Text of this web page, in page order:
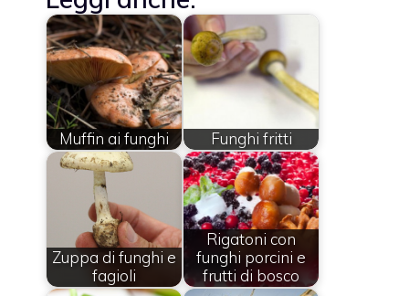
Muffin ai funghi Funghi fritti
Zuppa di funghi e
fagioli
Rigatoni con
funghi porcini e
frutti di bosco